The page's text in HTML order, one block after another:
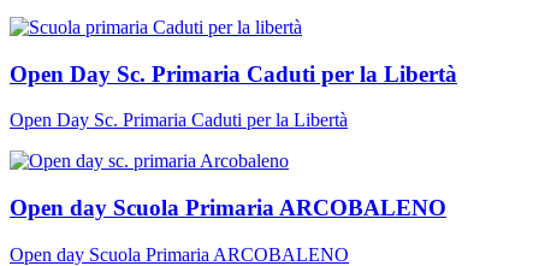
Open Day Sc. Primaria Caduti per la Libertà
Open Day Sc. Primaria Caduti per la Libertà
Open day Scuola Primaria ARCOBALENO
Open day Scuola Primaria ARCOBALENO